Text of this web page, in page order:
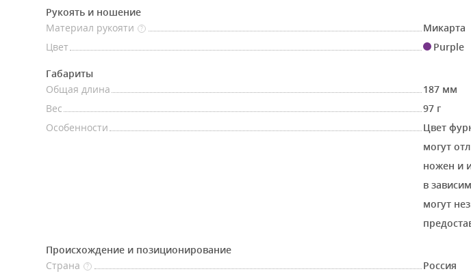
Рукоять и ношение
Материал рукояти
? Микарта
Цвет Purple
Габариты
Общая длина
187 мм
Вес
97 г
Особенности
Цвет
могут
ножен и
в
могут
Происхождение и позиционирование
Страна
?
Россия